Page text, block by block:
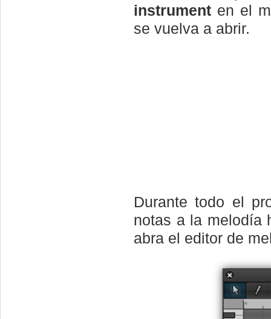
instrument en el
se vuelva a abrir.
Durante todo el
notas a la melodía
abra el editor de